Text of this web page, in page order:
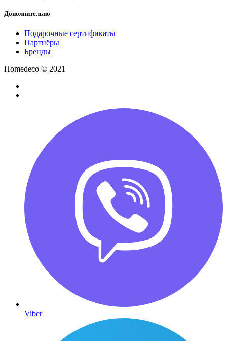
Дополнительно
Подарочные сертификаты
Партнёры
Бренды
Homedeco © 2021
Viber